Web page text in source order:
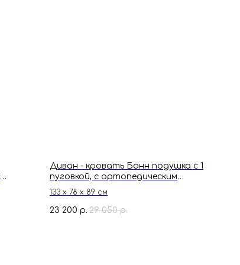
Диван - кровать Бонн подушка с 1
пуговкой, с ортопедическим
основанием, механизм выкатной
133 х 78 х 89 см
23 200 р. 29 050 р.